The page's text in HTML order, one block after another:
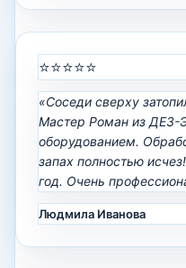
⭐⭐⭐⭐⭐
«Соседи сверху
Мастер Роман из ДЕЗ-
оборудованием.
запах полностью
год. Очень
Людмила Иванова